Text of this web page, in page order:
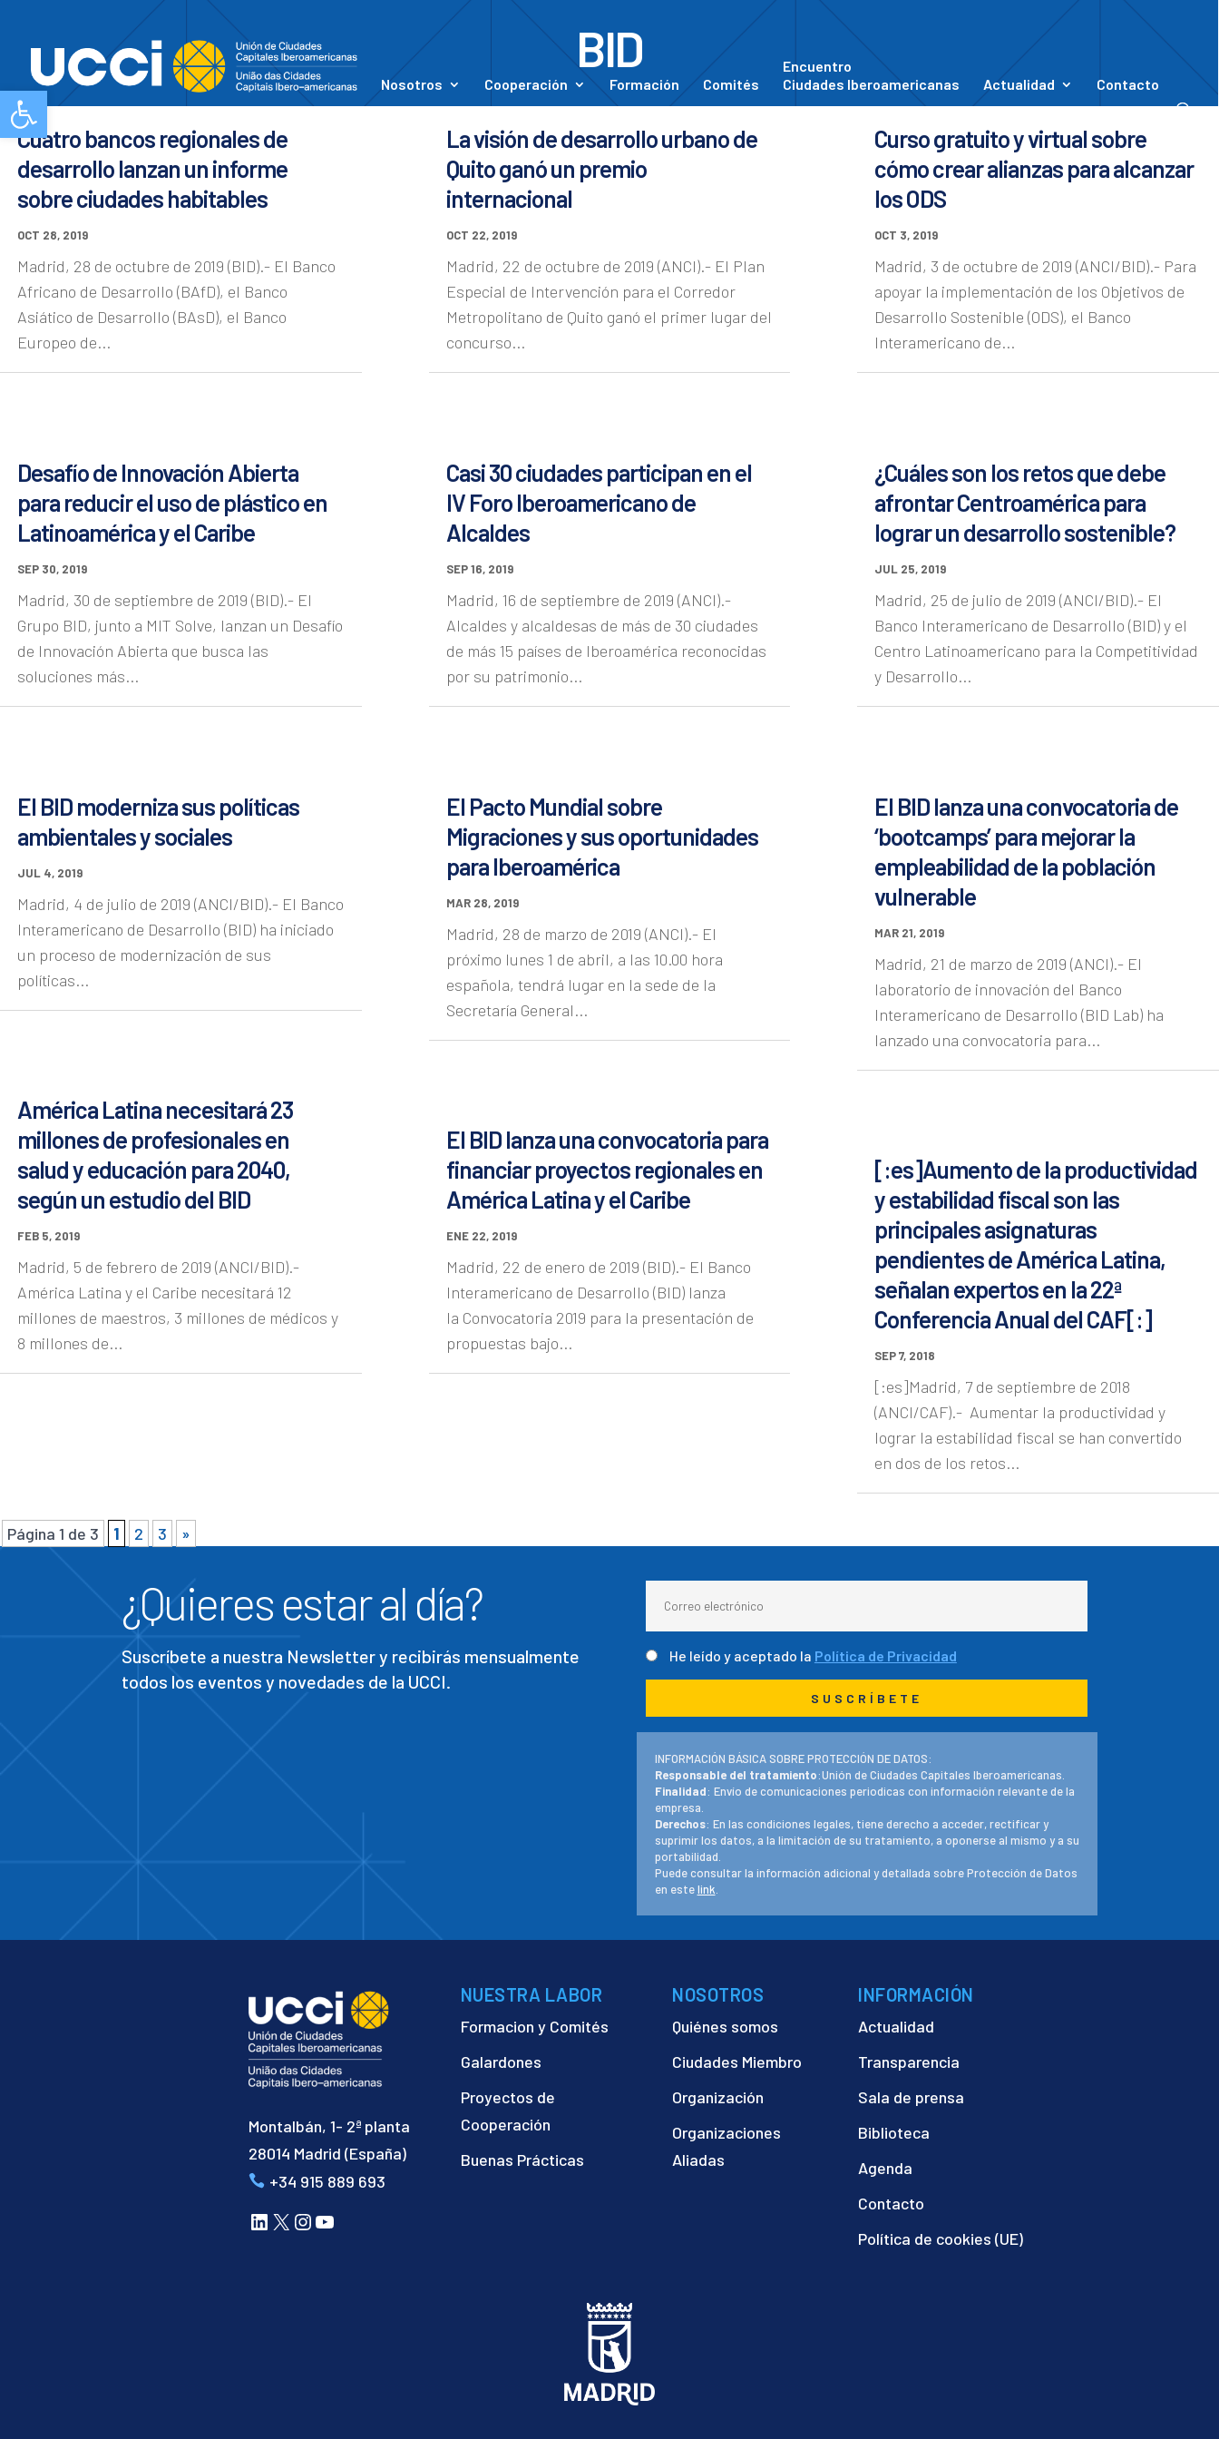
Abrir barra de herramientas Nosotros Cooperación Formación Comités
Encuentro
Ciudades Iberoamericanas
Actualidad Contacto
BID
Cuatro bancos regionales de
desarrollo lanzan un informe
sobre ciudades habitables
OCT 28, 2019
Madrid, 28 de octubre de 2019 (BID).- El Banco
Africano de Desarrollo (BAfD), el Banco
Asiático de Desarrollo (BAsD), el Banco
Europeo de...
Desafío de Innovación Abierta
para reducir el uso de plástico en
Latinoamérica y el Caribe
SEP 30, 2019
Madrid, 30 de septiembre de 2019 (BID).- El
Grupo BID, junto a MIT Solve, lanzan un Desafío
de Innovación Abierta que busca las
soluciones más...
El BID moderniza sus políticas
ambientales y sociales
JUL 4, 2019
Madrid, 4 de julio de 2019 (ANCI/BID).- El Banco
Interamericano de Desarrollo (BID) ha iniciado
un proceso de modernización de sus
políticas...
América Latina necesitará 23
millones de profesionales en
salud y educación para 2040,
según un estudio del BID
FEB 5, 2019
Madrid, 5 de febrero de 2019 (ANCI/BID).-
América Latina y el Caribe necesitará 12
millones de maestros, 3 millones de médicos y
8 millones de...
La visión de desarrollo urbano de
Quito ganó un premio
internacional
OCT 22, 2019
Madrid, 22 de octubre de 2019 (ANCI).- El Plan
Especial de Intervención para el Corredor
Metropolitano de Quito ganó el primer lugar del
concurso...
Casi 30 ciudades participan en el
IV Foro Iberoamericano de
Alcaldes
SEP 16, 2019
Madrid, 16 de septiembre de 2019 (ANCI).-
Alcaldes y alcaldesas de más de 30 ciudades
de más 15 países de Iberoamérica reconocidas
por su patrimonio...
El Pacto Mundial sobre
Migraciones y sus oportunidades
para Iberoamérica
MAR 28, 2019
Madrid, 28 de marzo de 2019 (ANCI).- El
próximo lunes 1 de abril, a las 10.00 hora
española, tendrá lugar en la sede de la
Secretaría General...
El BID lanza una convocatoria para
financiar proyectos regionales en
América Latina y el Caribe
ENE 22, 2019
Madrid, 22 de enero de 2019 (BID).- El Banco
Interamericano de Desarrollo (BID) lanza
la Convocatoria 2019 para la presentación de
propuestas bajo...
Curso gratuito y virtual sobre
cómo crear alianzas para alcanzar
los ODS
OCT 3, 2019
Madrid, 3 de octubre de 2019 (ANCI/BID).- Para
apoyar la implementación de los Objetivos de
Desarrollo Sostenible (ODS), el Banco
Interamericano de...
¿Cuáles son los retos que debe
afrontar Centroamérica para
lograr un desarrollo sostenible?
JUL 25, 2019
Madrid, 25 de julio de 2019 (ANCI/BID).- El
Banco Interamericano de Desarrollo (BID) y el
Centro Latinoamericano para la Competitividad
y Desarrollo...
El BID lanza una convocatoria de
‘bootcamps’ para mejorar la
empleabilidad de la población
vulnerable
MAR 21, 2019
Madrid, 21 de marzo de 2019 (ANCI).- El
laboratorio de innovación del Banco
Interamericano de Desarrollo (BID Lab) ha
lanzado una convocatoria para...
[:es]Aumento de la productividad
y estabilidad fiscal son las
principales asignaturas
pendientes de América Latina,
señalan expertos en la 22ª
Conferencia Anual del CAF[:]
SEP 7, 2018
[:es]Madrid, 7 de septiembre de 2018
(ANCI/CAF).- Aumentar la productividad y
lograr la estabilidad fiscal se han convertido
en dos de los retos...
Página 1 de 3 1 2 3 »
¿Quieres estar al día?
Suscríbete a nuestra Newsletter y recibirás mensualmente
todos los eventos y novedades de la UCCI.
He leído y aceptado la Política de Privacidad
INFORMACIÓN BÁSICA SOBRE PROTECCIÓN DE DATOS:
Responsable del tratamiento:Unión de Ciudades Capitales Iberoamericanas.
Finalidad: Envío de comunicaciones periodicas con información relevante de la
empresa.
Derechos: En las condiciones legales, tiene derecho a acceder, rectificar y
suprimir los datos, a la limitación de su tratamiento, a oponerse al mismo y a su
portabilidad.
Puede consultar la información adicional y detallada sobre Protección de Datos
en estelink.
Montalbán, 1- 2ª planta
28014 Madrid (España)
+34 915 889 693
LinkedIn
X Instagram
YouTube
NUESTRA LABOR
Formacion y Comités
Galardones
Proyectos de
Cooperación
Buenas Prácticas
NOSOTROS
Quiénes somos
Ciudades Miembro
Organización
Organizaciones
Aliadas
INFORMACIÓN
Actualidad
Transparencia
Sala de prensa
Biblioteca
Agenda
Contacto
Política de cookies (UE)